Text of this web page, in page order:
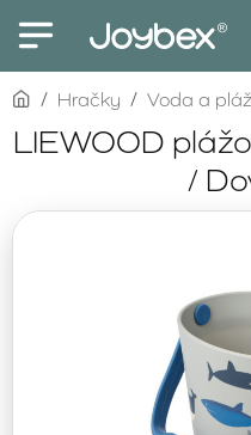
LIEWOOD
/
homeHračky Voda a pláž